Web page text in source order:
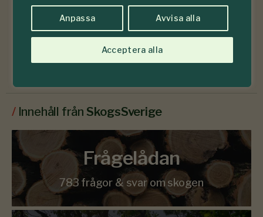
Anpassa Avvisa alla
Acceptera alla
Läs senaste numret
/ Innehåll från SkogsSverige
Frågelådan
783 frågor & svar om skogen